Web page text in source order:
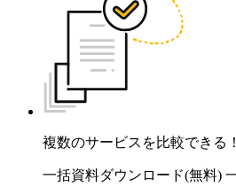
複数のサービスを比較できる！
一括資料ダウンロード(無料)